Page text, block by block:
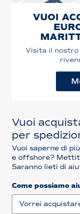
VUOI
Visita il
Vuoi
per
Vuoi saperne di
e offshore?
Saranno lieti di
Come possiamo